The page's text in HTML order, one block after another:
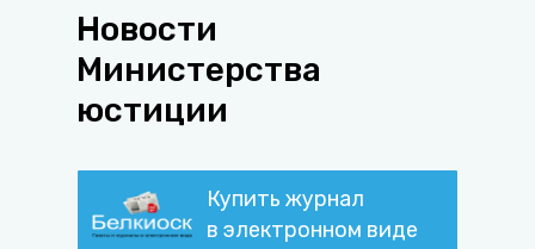
Новости
Министерства
юстиции
Купить журнал
в электронном виде